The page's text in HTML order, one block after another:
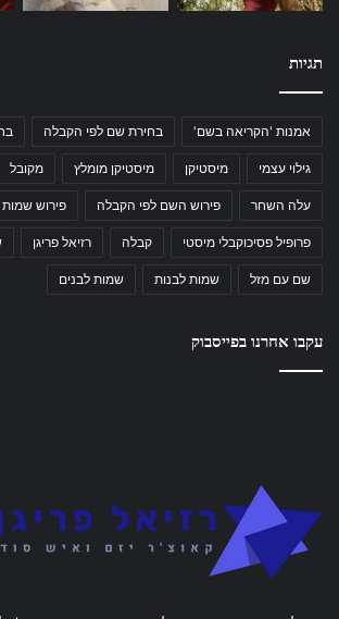
תגיות
אמנות 'הקריאה בשם' בחירת שם לפי הקבלה
גילוי עצמי מיסטיקן מיסטיקן מומלץ מקובל
עלה השחר פירוש השם לפי הקבלה פירוש
פרופיל פסיכוקבלי מיסטי קבלה רזיאל פריגן
שם עם מזל שמות לבנות שמות לבנים
עקבו אחרנו בפייסבוק